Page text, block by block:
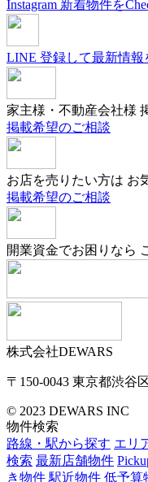
Instagram 新着物件を
LINE 登録して最新情報
家主様・不動産会社様
掲載希望のご相談
お店を売りたい方は お
掲載希望のご相談
開業資金でお困りなら
株式会社DEWARS
〒150-0043 東京都渋谷
© 2023 DEWARS INC
物件検索
路線・駅から探す エリ
検索 最新店舗物件
き物件 駅近物件 低予算